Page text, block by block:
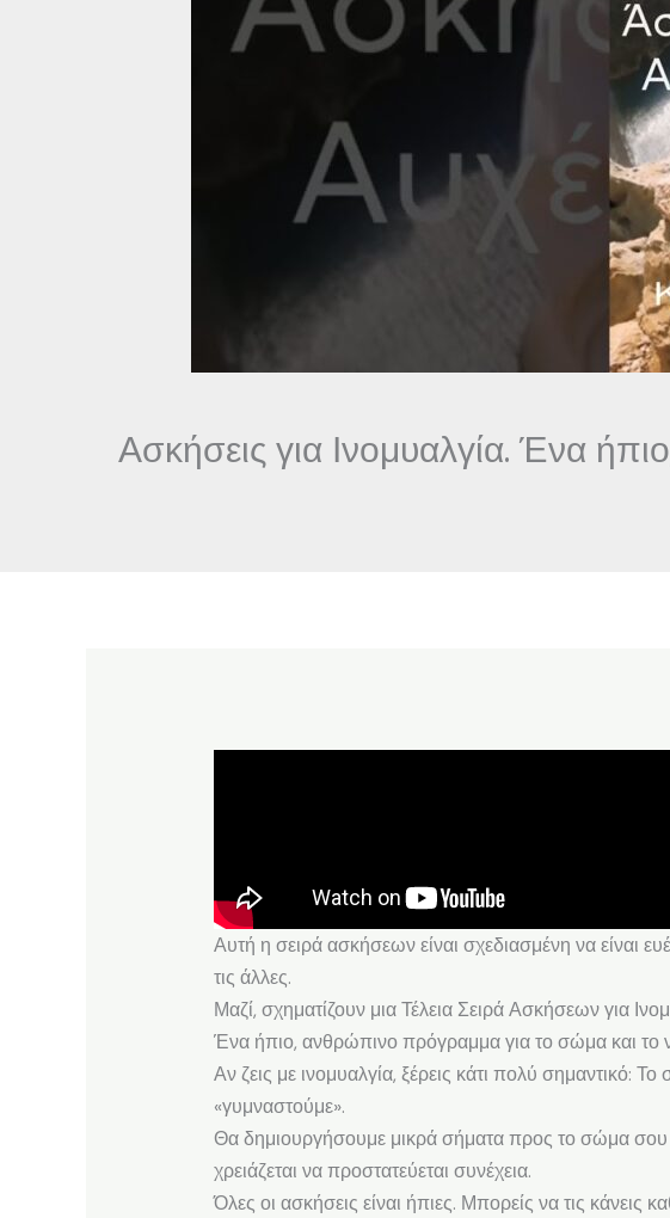
Ασκήσεις για Ινομυαλγία. Ένα
Αυτή η σειρά ασκήσεων είναι σχεδιασμένη να είναι
τις άλλες.
Μαζί, σχηματίζουν μια Τέλεια Σειρά Ασκήσεων για
Ένα ήπιο, ανθρώπινο πρόγραμμα για το σώμα και το
Αν ζεις με ινομυαλγία, ξέρεις κάτι πολύ σημαντικό:
«γυμναστούμε».
Θα δημιουργήσουμε μικρά σήματα προς το σώμα σου
χρειάζεται να προστατεύεται συνέχεια.
Όλες οι ασκήσεις είναι ήπιες. Μπορείς να τις κάνεις